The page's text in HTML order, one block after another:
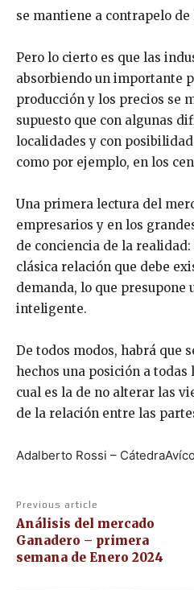
se mantiene a contrapelo
Pero lo cierto es que las
absorbiendo un importante
producción y los precios se
supuesto que con algunas
localidades y con
como por ejemplo, en los
Una primera lectura del
empresarios y en los
de conciencia de la
clásica relación que debe
demanda, lo que presupone
inteligente.
De todos modos, habrá que
hechos una posición a
cual es la de no alterar las
de la relación entre las
Adalberto Rossi –
Previous article
Análisis del mercado
Ganadero – primera
semana de Enero 2024